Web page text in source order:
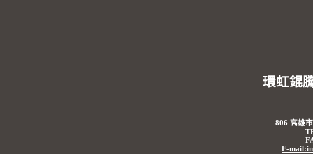
環虹錕
806 高雄
E-